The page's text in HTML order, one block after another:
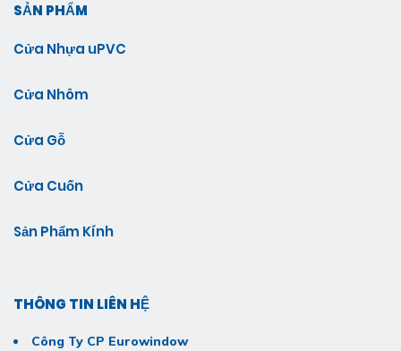
SẢN PHẨM
Cửa Nhựa uPVC
Cửa Nhôm
Cửa Gỗ
Cửa Cuốn
Sản Phẩm Kính
THÔNG TIN LIÊN HỆ
Công Ty CP Eurowindow